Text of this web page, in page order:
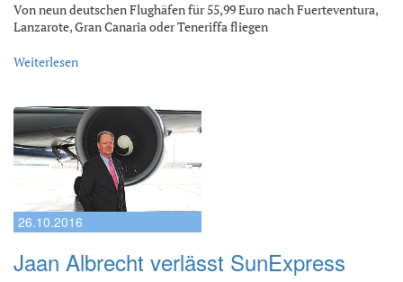
Von neun deutschen Flughäfen für 55,99 Euro nach Fuerteventura,
Lanzarote, Gran Canaria oder Teneriffa fliegen
Weiterlesen
26.10.2016
Jaan Albrecht verlässt SunExpress